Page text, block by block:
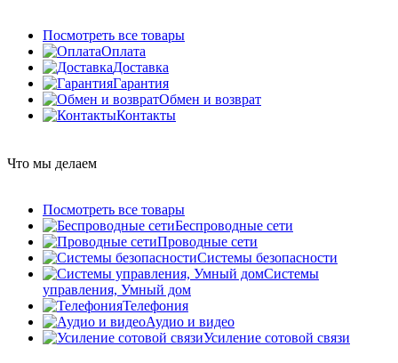
Посмотреть все товары
Оплата
Доставка
Гарантия
Обмен и возврат
Контакты
Что мы делаем
Посмотреть все товары
Беспроводные сети
Проводные сети
Системы безопасности
Системы
управления, Умный дом
Телефония
Аудио и видео
Усиление сотовой связи